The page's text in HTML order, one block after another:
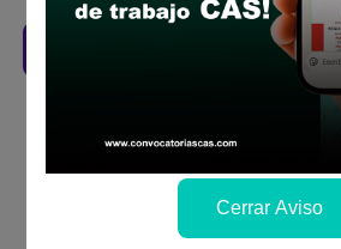
Descarga aquí las Bases
Cerrar Aviso